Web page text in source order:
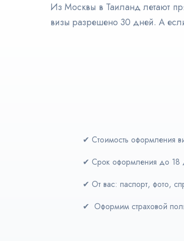
Из Москвы в Таиланд летают
визы разрешено 30 дней. А
✔ Стоимость оформления
✔ Срок оформления до 18
✔ От вас: паспорт, фото,
✔ Оформим страховой